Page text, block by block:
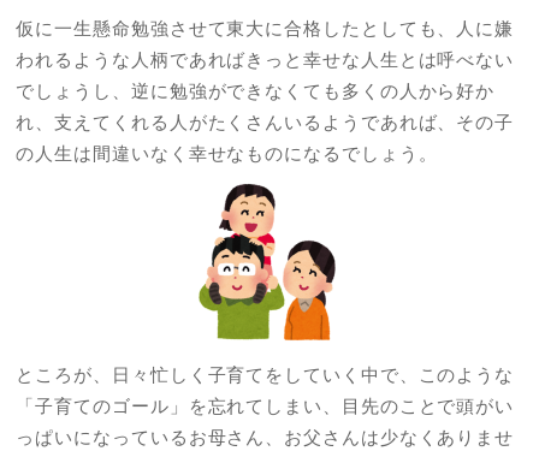
仮に一生懸命勉強させて東大に合格したとしても、人に嫌
われるような人柄であればきっと幸せな人生とは呼べない
でしょうし、逆に勉強ができなくても多くの人から好か
れ、支えてくれる人がたくさんいるようであれば、その子
の人生は間違いなく幸せなものになるでしょう。
ところが、日々忙しく子育てをしていく中で、このような
「子育てのゴール」を忘れてしまい、目先のことで頭がい
っぱいになっているお母さん、お父さんは少なくありませ